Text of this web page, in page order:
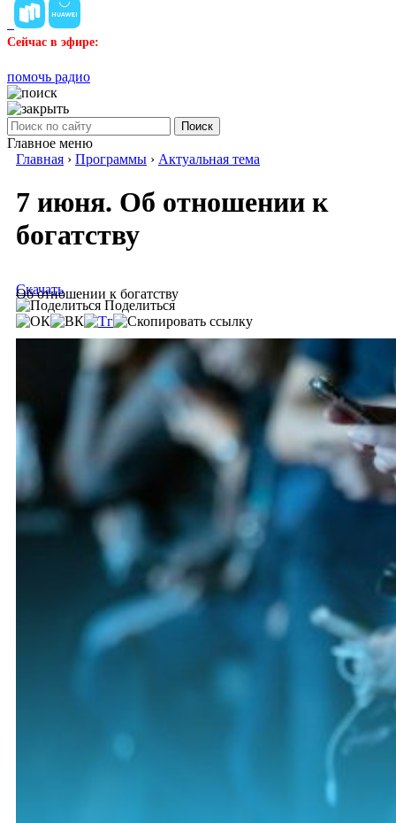
Сейчас в эфире:
помочь радио
Поиск
Главное меню
Главная › Программы › Актуальная тема
7 июня. Об отношении к
богатству
Об отношении к богатству
Скачать
Поделиться